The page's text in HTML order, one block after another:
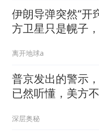
伊朗导弹突然“开
方卫星只是幌子
离开地球a
普京发出的警示
已然听懂，美方
深层奥秘